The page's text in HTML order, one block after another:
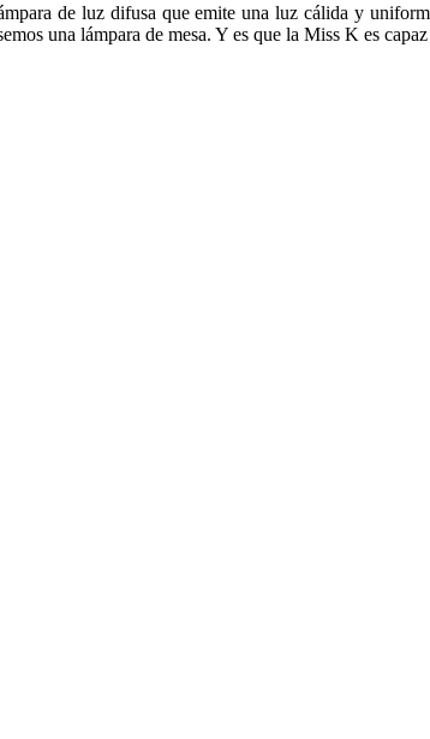
de luz difusa que emite una luz cálida y
una lámpara de mesa. Y es que la Miss K es